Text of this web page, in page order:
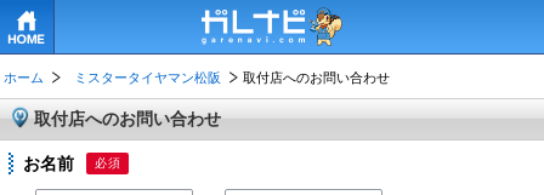
ホーム ミスタータイヤマン松阪 取付店へのお問い合わせ
取付店へのお問い合わせ
お名前 必須